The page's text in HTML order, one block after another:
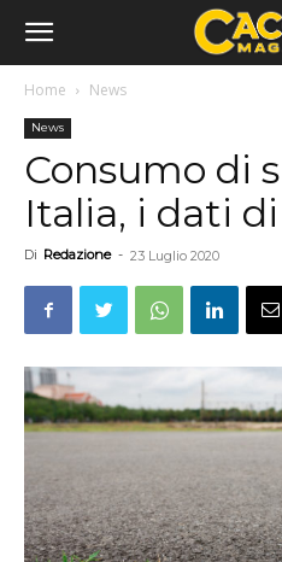
Home News
News
Consumo di
Italia, i dati
Di Redazione - 23 Luglio 2020